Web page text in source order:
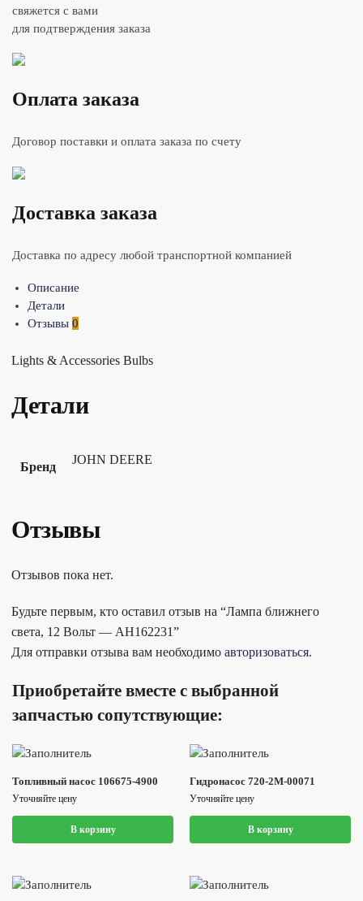
свяжется с вами
для подтверждения заказа
Оплата заказа
Договор поставки и оплата заказа по счету
Доставка заказа
Доставка по адресу любой транспортной компанией
Описание
Детали
Отзывы 0
Lights & Accessories Bulbs
Детали
Бренд
JOHN DEERE
Отзывы
Отзывов пока нет.
Будьте первым, кто оставил отзыв на “Лампа ближнего
света, 12 Вольт — AH162231”
Для отправки отзыва вам необходимо авторизоваться.
Приобретайте вместе с выбранной
запчастью сопутствующие:
Топливный насос 106675-4900
Уточняйте цену
В корзину
Гидронасос 720-2M-00071
Уточняйте цену
В корзину